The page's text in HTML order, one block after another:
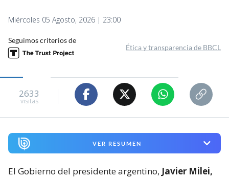
Miércoles 05 Agosto, 2026 | 23:00
Seguimos criterios de
Ética y transparencia de BBCL
2633
visitas
VER RESUMEN
El Gobierno del presidente argentino, Javier Milei,